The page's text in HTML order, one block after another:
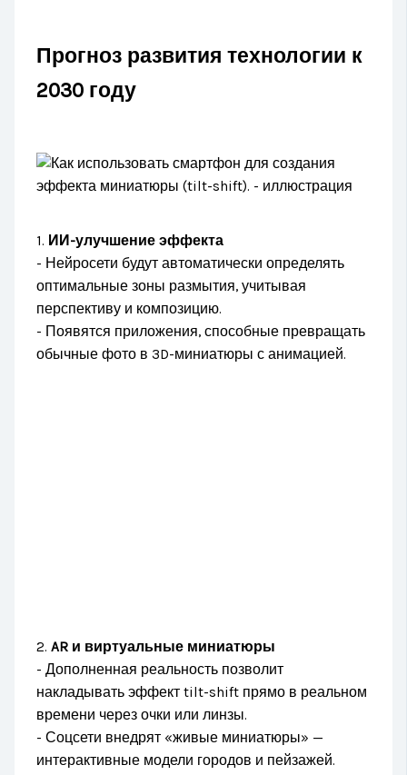
Прогноз развития технологии к
2030 году
1. ИИ-улучшение эффекта
- Нейросети будут автоматически определять
оптимальные зоны размытия, учитывая
перспективу и композицию.
- Появятся приложения, способные превращать
обычные фото в 3D-миниатюры с анимацией.
2.AR и виртуальные миниатюры
- Дополненная реальность позволит
накладывать эффект tilt-shift прямо в реальном
времени через очки или линзы.
- Соцсети внедрят «живые миниатюры» —
интерактивные модели городов и пейзажей.